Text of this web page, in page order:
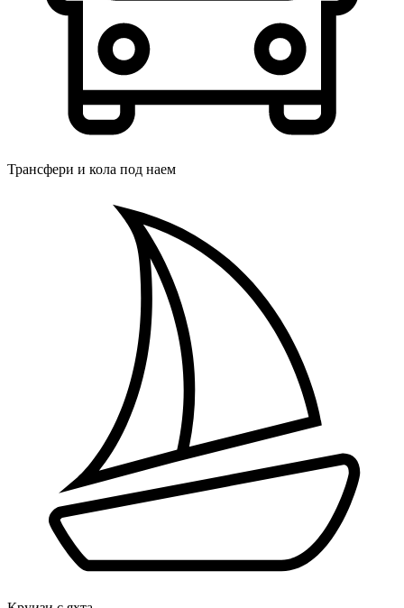
Трансфери и кола под наем